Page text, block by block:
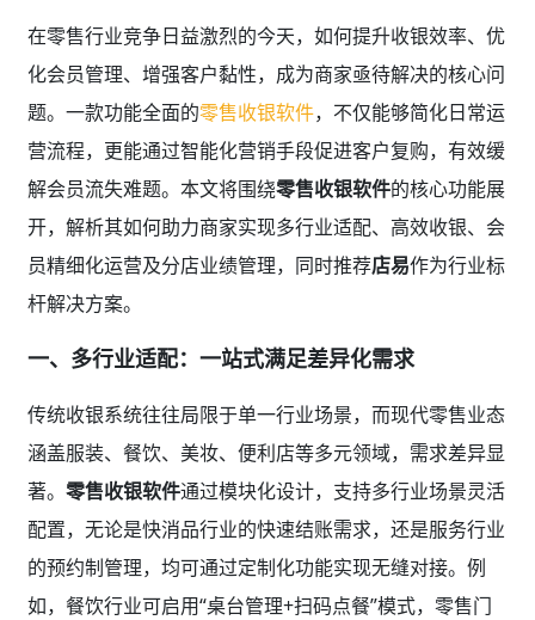
在零售行业竞争日益激烈的今天，如何提升收银效率、优
化会员管理、增强客户黏性，成为商家亟待解决的核心问
题。一款功能全面的零售收银软件，不仅能够简化日常运
营流程，更能通过智能化营销手段促进客户复购，有效缓
解会员流失难题。本文将围绕零售收银软件的核心功能展
开，解析其如何助力商家实现多行业适配、高效收银、会
员精细化运营及分店业绩管理，同时推荐店易作为行业标
杆解决方案。
一、多行业适配：一站式满足差异化需求
传统收银系统往往局限于单一行业场景，而现代零售业态
涵盖服装、餐饮、美妆、便利店等多元领域，需求差异显
著。 零售收银软件通过模块化设计，支持多行业场景灵活
配置，无论是快消品行业的快速结账需求，还是服务行业
的预约制管理，均可通过定制化功能实现无缝对接。例
如，餐饮行业可启用“桌台管理+扫码点餐”模式，零售门